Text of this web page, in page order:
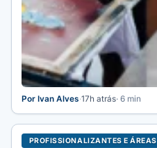
Por Ivan Alves·17h atrás· 6 min
PROFISSIONALIZANTES E ÁREAS